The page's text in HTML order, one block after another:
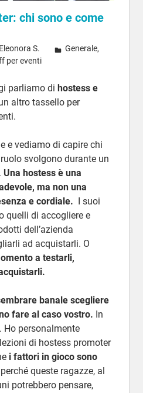
chi sono e come
Eleonora S. Generale,
per eventi
parliamo di hostess e
altro tassello per
e vediamo di capire chi
svolgono durante un
Una hostess è una
ma non una
e cordiale.
I suoi
quelli di accogliere e
dell’azienda
ad acquistarli. O
a testarli,
banale scegliere
fare al caso vostro. In
personalmente
di hostess promoter
i fattori in gioco sono
queste ragazze, al
potrebbero pensare,